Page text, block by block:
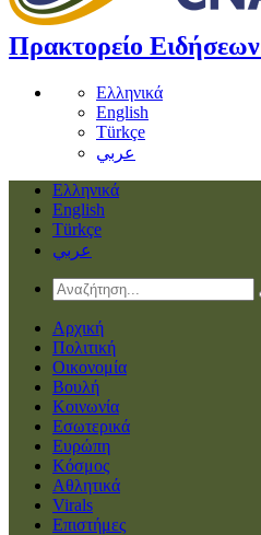
Πρακτορείο Ειδήσεων
Ελληνικά
English
Türkçe
عربي
Ελληνικά
English
Türkçe
عربي
Αρχική
Πολιτική
Οικονομία
Βουλή
Κοινωνία
Εσωτερικά
Ευρώπη
Κόσμος
Αθλητικά
Virals
Επιστήμες